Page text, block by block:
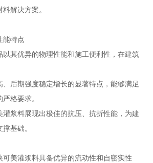
解决方案。
能特点
以其优异的物理性能和施工便利性，在建筑
后期强度稳定增长的显著特点，能够满足
格要求。
浆料展现出极佳的抗压、抗折性能，为建
基础。
美灌浆料具备优异的流动性和自密实性